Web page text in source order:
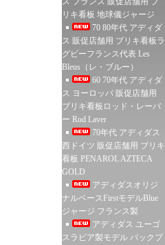
リキ看板 地球儀ジャージ
70 80年代 アディダ
ス 販促店舗用 ブリキ看板ラ
グビーフランス代表 Les
Bleus（レ・ブルー）
60 70年代 アディダ
ス ヨーロッパ 販促店舗用
ブリキ看板ロッド・レーバ
ー Rod Laver
70年代 アディダス
西ドイツ 販促店舗用 ブリキ
看板 PENAROL AZTECA
GOLD
アディダスオリジ
ナルベースFirstモデルBlue
ジャージ フランス製
アディダス ユーゴ
スラビア製モデル バックプ